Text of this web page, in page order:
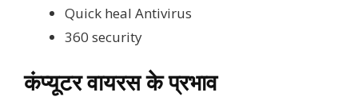
Quick heal Antivirus
360 security
कंप्यूटर वायरस के प्रभाव